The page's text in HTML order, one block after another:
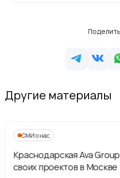
Другие материалы
СМИ о нас
Краснодарская Ava
своих проектов в Москве